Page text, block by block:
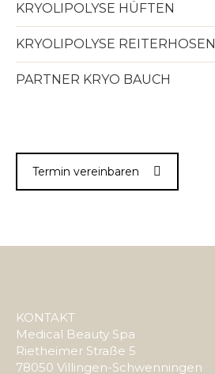
KRYOLIPOLYSE HÜFTEN
KRYOLIPOLYSE REITERHOSEN
PARTNER KRYO BAUCH
Termin vereinbaren
KONTAKT
Medical Beauty Spa
Rietheimer Straße 5
78050 Villingen-Schwenningen